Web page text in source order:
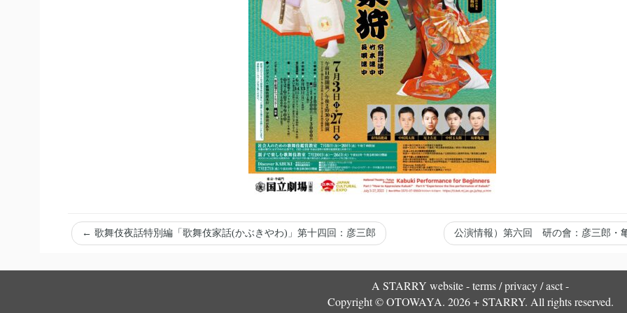
← 歌舞伎夜話特別編「歌舞伎家話(かぶきやわ)」第十四回：彦三郎 公演情報）第六回 研の會：彦三郎・
A STARRY website -terms/privacy/asct-
Copyright © OTOWAYA. 2026 + STARRY. All rights reserved.